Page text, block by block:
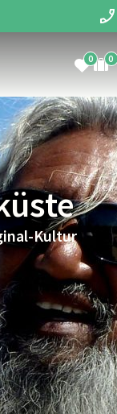
0 0
Kultur